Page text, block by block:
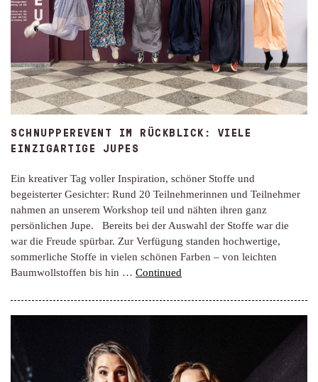
SCHNUPPEREVENT IM RÜCKBLICK: VIELE
EINZIGARTIGE JUPES
Ein kreativer Tag voller Inspiration, schöner Stoffe und
begeisterter Gesichter: Rund 20 Teilnehmerinnen und Teilnehmer
nahmen an unserem Workshop teil und nähten ihren ganz
persönlichen Jupe. Bereits bei der Auswahl der Stoffe war die
war die Freude spürbar. Zur Verfügung standen hochwertige,
sommerliche Stoffe in vielen schönen Farben – von leichten
Baumwollstoffen bis hin … Continued